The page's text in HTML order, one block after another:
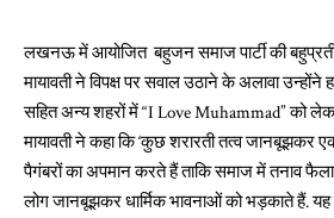
लखनऊ में आयोजित बहुजन समाज पार्टी की
मायावती ने विपक्ष पर सवाल उठाने के अलावा
सहित अन्य शहरों में “I Love Muhammad” को
मायावती ने कहा कि ‘कुछ शरारती तत्व
पैगंबरों का अपमान करते हैं ताकि समाज में तनाव
लोग जानबूझकर धार्मिक भावनाओं को भड़काते हैं.